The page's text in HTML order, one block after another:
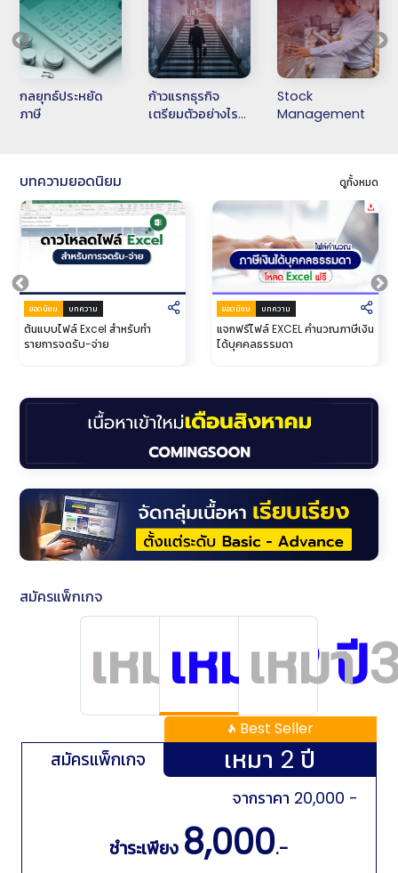
กลยุทธ์ประหยัด
ภาษี
ก้าวแรกธุรกิจ
เตรียมตัวอย่างไร
Stock
Management
บทความยอดนิยม ดูทั้งหมด
ยอดนิยม บทความ
ต้นแบบไฟล์ Excel สำหรับทำ
รายการจดรับ-จ่าย
ยอดนิยม บทความ
แจกฟรีไฟล์ EXCEL คำนวณภาษีเงิน
ได้บุคคลธรรมดา
สมัครแพ็กเกจ
เหมา 1 ปี
เหมา 2 ปี
เหมา
สมัครแพ็กเกจ เหมา 2 ปี
จากราคา 20,000 -
ชำระเพียง 8,000.-
Best Seller